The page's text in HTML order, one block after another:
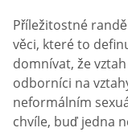
Příležitostné
věci, které to
domnívat, že
odborníci na
neformálním
chvíle, buď jedna